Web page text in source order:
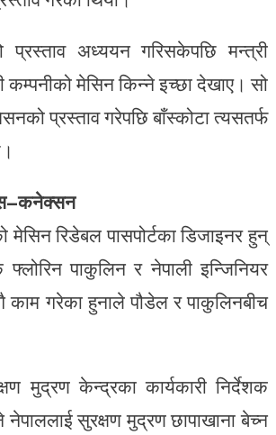
प्रस्ताव अध्ययन गरिसकेपछि मन्त्री
कम्पनीको मेसिन किन्ने इच्छा देखाए। सो
प्रस्ताव गरेपछि बाँस्कोटा त्यसतर्फ
मेसिन रिडेबल पासपोर्टका डिजाइनर हुन्
फ्लोरिन पाकुलिन र नेपाली इन्जिनियर
गरेका हुनाले पौडेल र पाकुलिनबीच
मुद्रण केन्द्रका कार्यकारी निर्देशक
सुरक्षण मुद्रण छापाखाना बेच्न